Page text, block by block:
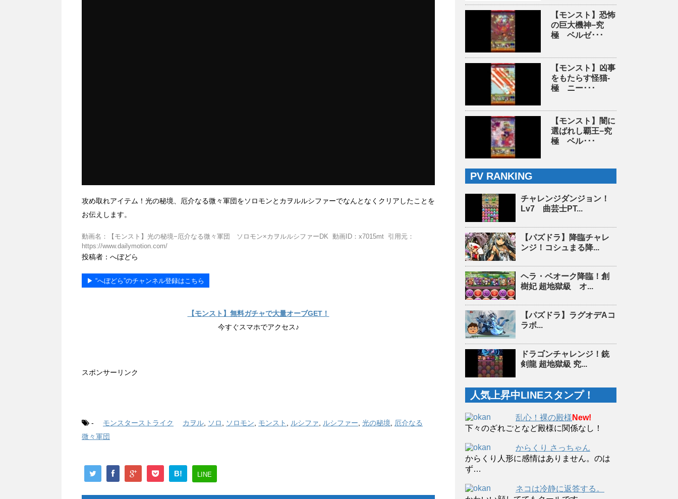
攻め取れアイテム！光の秘境、厄介なる微々軍団をソロモンとカヲルルシファーでなんとなくクリアしたことを
お伝えします。
動画名：【モンスト】光の秘境−厄介なる微々軍団 ソロモン×カヲルルシファーDK 動画ID：x7015mt 引用元：
https://www.dailymotion.com/
投稿者：へぼどら
▶︎ “へぼどら”のチャンネル登録はこちら
【モンスト】無料ガチャで大量オーブGET！
今すぐスマホでアクセス♪
スポンサーリンク
- モンスターストライク カヲル ソロ ソロモン モンスト ルシファ ルシファー 光の秘境
厄介なる
微々軍団
B! LINE
【モンスト】恐怖
の巨大機神−究
極 ベルゼ･･･
【モンスト】凶事
をもたらす怪猫-
極 ニー･･･
【モンスト】闇に
選ばれし覇王−究
極 ベル･･･
PV RANKING
チャレンジダンジョン！
Lv7 曲芸士PT...
【パズドラ】降臨チャレ
ンジ！コシュまる降...
ヘラ・ベオーク降臨！創
樹妃 超地獄級 オ...
【パズドラ】ラグオデAコ
ラボ...
ドラゴンチャレンジ！銃
剣龍 超地獄級 究...
人気上昇中LINEスタンプ！
乱心！裸の殿様 New!
下々のざれごとなど殿様に関係なし！
からくり さっちゃん
からくり人形に感情はありません。のは
ず…
ネコは冷静に返答する。